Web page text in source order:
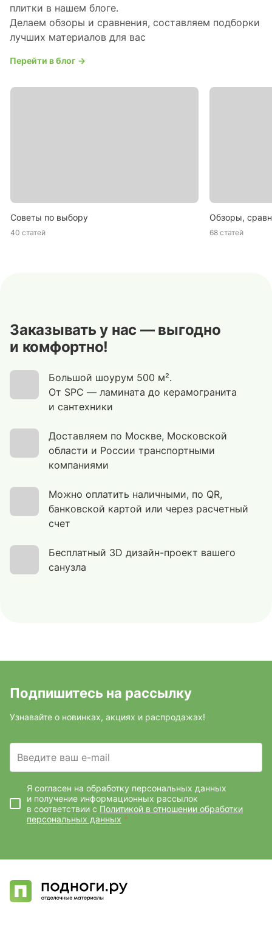
плитки в нашем блоге.
Делаем обзоры и сравнения, составляем подборки
лучших материалов для вас
Перейти в блог →
Советы по выбору
40 статей
Обзоры,
68 статей
Заказывать у нас — выгодно
и комфортно!
Большой шоурум 500 м².
От SPC — ламината до керамогранита
и сантехники
Доставляем по Москве, Московской
области и России транспортными
компаниями
Можно оплатить наличными, по QR,
банковской картой или через расчетный
счет
Бесплатный 3D дизайн-проект вашего
санузла
Подпишитесь на рассылку
Узнавайте о новинках, акциях и распродажах!
Введите ваш e-mail
Я согласен на обработку персональных данных
и получение информационных рассылок
в соответствии с Политикой в отношении обработки
персональных данных *